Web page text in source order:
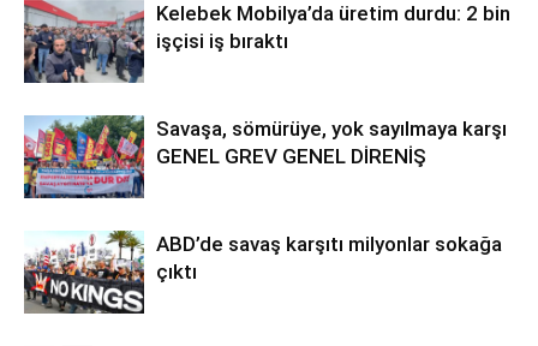
Kelebek Mobilya’da üretim durdu: 2 bin
işçisi iş bıraktı
Savaşa, sömürüye, yok sayılmaya karşı
GENEL GREV GENEL DİRENİŞ
ABD’de savaş karşıtı milyonlar sokağa
çıktı